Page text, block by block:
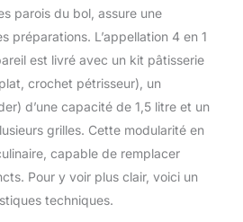
pieds à ventouse
maintiennent le mixeur
stable même à des
vitesses élevées.
UTILISATION
POLYVALENTE : le robot
culinaire, mixeur, mixeur
et cuiseur vapeur 4 en 1
dispose d'une variété
d'accessoires de haute
qualité et de fonctions de
parois du bol, assure une
préparations. L’appellation 4 en 1
est livré avec un kit pâtisserie
crochet pétrisseur), un
d’une capacité de 1,5 litre et un
grilles. Cette modularité en
capable de remplacer
Pour y voir plus clair, voici un
techniques.